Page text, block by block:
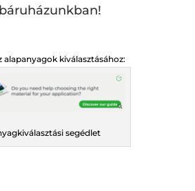
alapanyagok kiválasztásához:
segédlet